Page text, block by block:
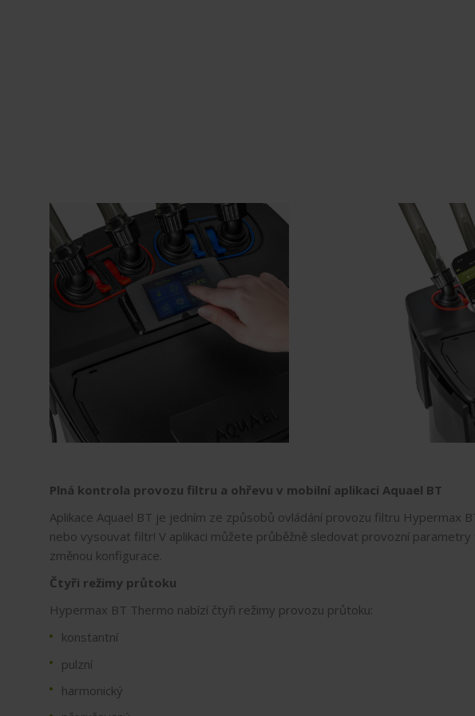
Plná kontrola provozu filtru a ohřevu v mobilní aplikaci Aquael BT
Aplikace Aquael BT je jedním ze způsobů ovládání provozu filtru Hypermax
nebo vysouvat filtr! V aplikaci můžete průběžně sledovat provozní
změnou konfigurace.
Čtyři režimy průtoku
Hypermax BT Thermo nabízí čtyři režimy provozu průtoku:
konstantní
pulzní
harmonický